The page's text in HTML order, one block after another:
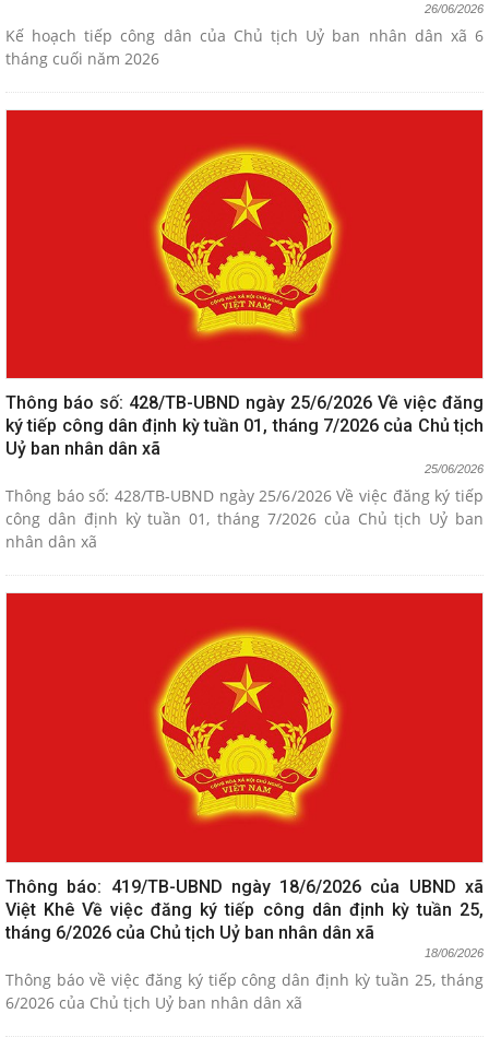
26/06/2026
Kế hoạch tiếp công dân của Chủ tịch Uỷ ban nhân dân xã 6
tháng cuối năm 2026
Thông báo số: 428/TB-UBND ngày 25/6/2026 Về việc đăng
ký tiếp công dân định kỳ tuần 01, tháng 7/2026 của Chủ tịch
Uỷ ban nhân dân xã
25/06/2026
Thông báo số: 428/TB-UBND ngày 25/6/2026 Về việc đăng ký tiếp
công dân định kỳ tuần 01, tháng 7/2026 của Chủ tịch Uỷ ban
nhân dân xã
Thông báo: 419/TB-UBND ngày 18/6/2026 của UBND xã
Việt Khê Về việc đăng ký tiếp công dân định kỳ tuần 25,
tháng 6/2026 của Chủ tịch Uỷ ban nhân dân xã
18/06/2026
Thông báo về việc đăng ký tiếp công dân định kỳ tuần 25, tháng
6/2026 của Chủ tịch Uỷ ban nhân dân xã